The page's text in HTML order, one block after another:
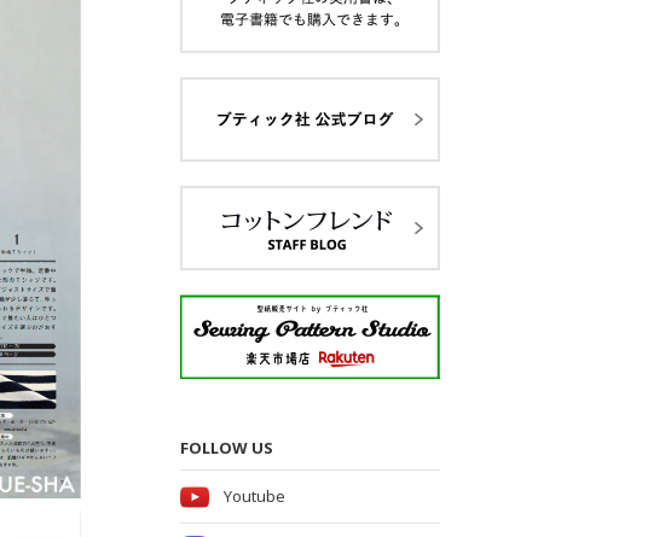
FOLLOW US
Youtube